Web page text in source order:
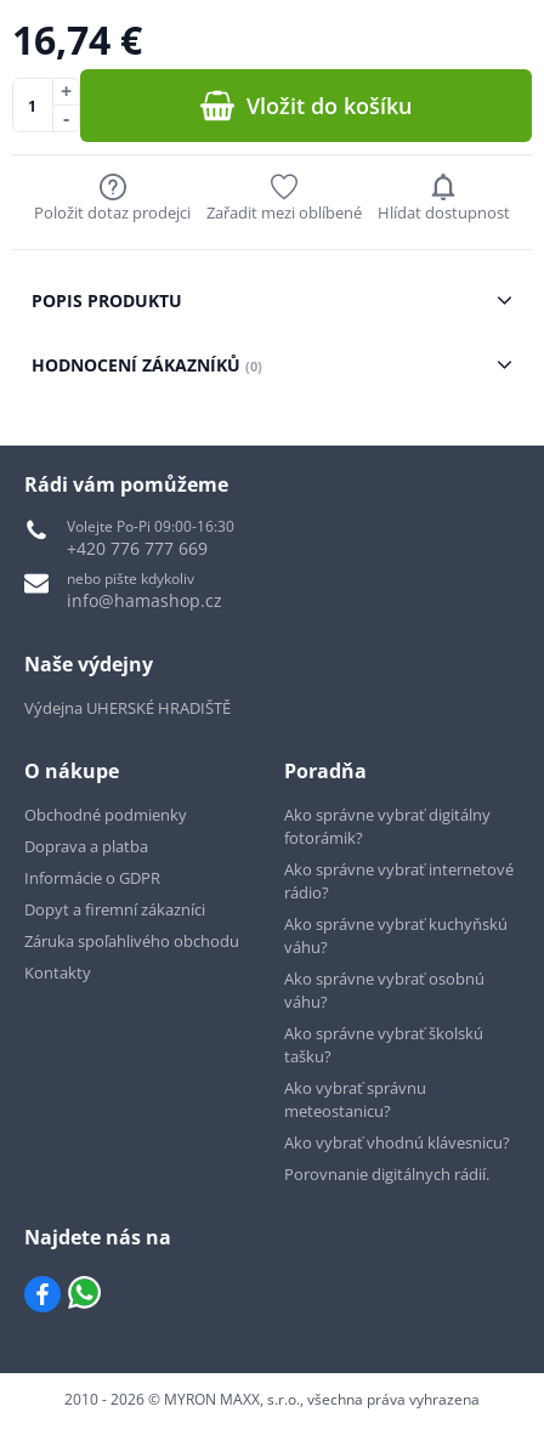
16,74 €
-
+ Vložit do košíku
Položit dotaz prodejci Zařadit mezi oblíbené Hlídat dostupnost
POPIS PRODUKTU
HODNOCENÍ ZÁKAZNÍKŮ (0)
Rádi vám pomůžeme
Volejte Po-Pi 09:00-16:30
+420 776 777 669
nebo pište kdykoliv
info@hamashop.cz
Naše výdejny
Výdejna UHERSKÉ HRADIŠTĚ
O nákupe
Obchodné podmienky
Doprava a platba
Informácie o GDPR
Dopyt a firemní zákazníci
Záruka spoľahlivého obchodu
Kontakty
Poradňa
Ako správne vybrať digitálny
fotorámik?
Ako správne vybrať internetové
rádio?
Ako správne vybrať kuchyňskú
váhu?
Ako správne vybrať osobnú
váhu?
Ako správne vybrať školskú
tašku?
Ako vybrať správnu
meteostanicu?
Ako vybrať vhodnú klávesnicu?
Porovnanie digitálnych rádií.
Najdete nás na
2010 - 2026 © MYRON MAXX, s.r.o., všechna práva vyhrazena